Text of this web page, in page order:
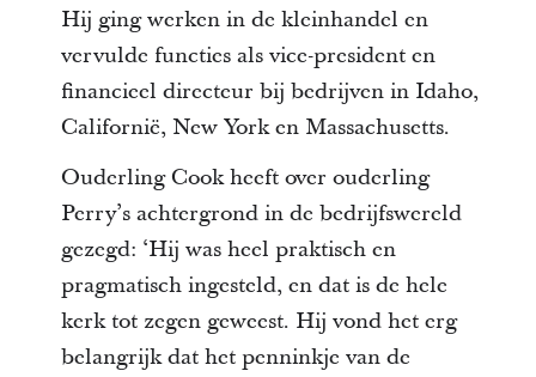
Hij ging werken in de kleinhandel en
vervulde functies als vice-president en
financieel directeur bij bedrijven in Idaho,
Californië, New York en Massachusetts.
Ouderling Cook heeft over ouderling
Perry’s achtergrond in de bedrijfswereld
gezegd: ‘Hij was heel praktisch en
pragmatisch ingesteld, en dat is de hele
kerk tot zegen geweest. Hij vond het erg
belangrijk dat het penninkje van de